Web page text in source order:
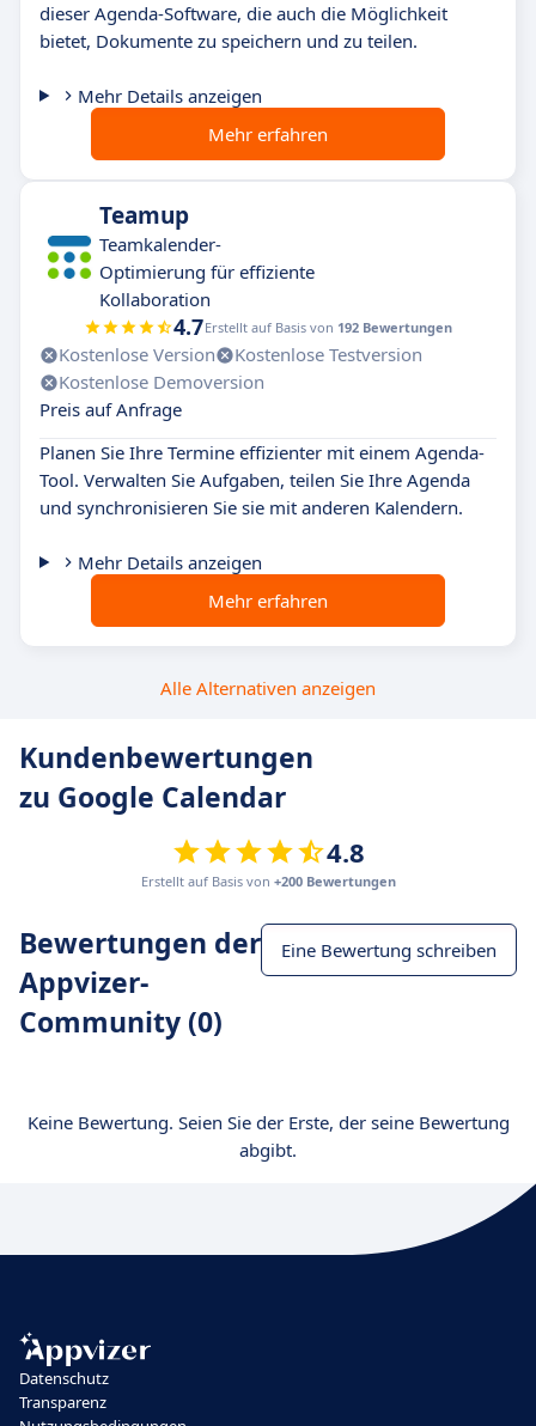
dieser Agenda-Software, die auch die Möglichkeit
bietet, Dokumente zu speichern und zu teilen.
Mehr Details anzeigen
Mehr erfahren
Teamup
Teamkalender-
Optimierung für effiziente
Kollaboration
4.7Erstellt auf Basis von 192 Bewertungen
Kostenlose Version
Kostenlose Testversion
Kostenlose Demoversion
Preis auf Anfrage
Planen Sie Ihre Termine effizienter mit einem Agenda-
Tool. Verwalten Sie Aufgaben, teilen Sie Ihre Agenda
und synchronisieren Sie sie mit anderen Kalendern.
Mehr Details anzeigen
Mehr erfahren
Alle Alternativen anzeigen
Kundenbewertungen
zu Google Calendar
4.8
Erstellt auf Basis von +200 Bewertungen
Bewertungen der
Appvizer-
Community (0)
Eine Bewertung schreiben
Keine Bewertung. Seien Sie der Erste, der seine Bewertung
abgibt.
Datenschutz
Transparenz